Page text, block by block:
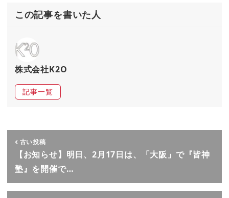
この記事を書いた人
株式会社K2O
記事一覧
古い投稿
【お知らせ】明日、2月17日は、「大阪」で『皆神
塾』を開催で…